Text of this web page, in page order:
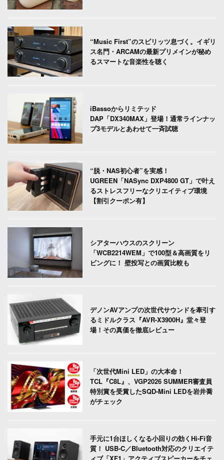
“Music First”のスピリッツ息づく。イギリ
ス名門・ARCAMの最新プリメインが秘め
るスマートな音楽性を聴く
iBassoからリミテッド
DAP「DX340MAX」登場！通常ラインナッ
プ3モデルとあわせて一斉試聴
“脱・NAS初心者”を実感！
UGREEN「NASync DXP4800 GT」で叶え
るストレスフリーなクリエイティブ環境
【割引クーポン有】
シアターハウスのスクリーン
「WCB2214WEM」で100型＆高画質をリ
ビングに！ 壁投写との画質比較も
デノンAVアンプの次世代サウンドを牽引す
るミドルクラス『AVR-X3900H』堂々登
場！その真価を徹底レビュー
「次世代Mini LED」の大本命！
TCL『C8L』、VGP2026 SUMMER審査員
特別賞を受賞したSQD-Mini LEDを岩井喬
がチェック
手元に1台ほしくなる小回りの効くHi-Fi音
質！ USB-C／Bluetooth対応のクリエイテ